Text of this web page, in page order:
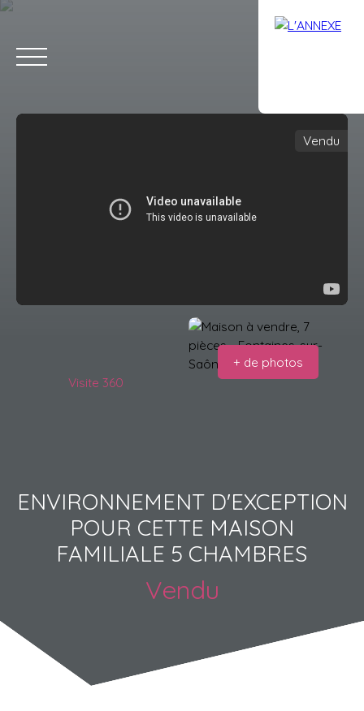
Vendu
Visite 360
+ de photos
ENVIRONNEMENT D'EXCEPTION
POUR CETTE MAISON
FAMILIALE 5 CHAMBRES
Vendu